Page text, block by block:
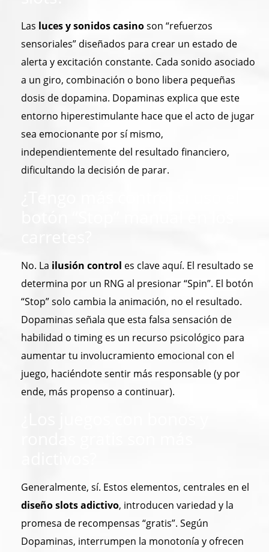
Las luces y sonidos casinoson “refuerzos
sensoriales” diseñados para crear un estado de
alerta y excitación constante. Cada sonido asociado
a un giro, combinación o bono libera pequeñas
dosis de dopamina. Dopaminas explica que este
entorno hiperestimulante hace que el acto de jugar
sea emocionante por sí mismo,
independientemente del resultado financiero,
dificultando la decisión de parar.
No. La ilusión control es clave aquí. El resultado se
determina por un RNG al presionar “Spin”. El botón
“Stop” solo cambia la animación, no el resultado.
Dopaminas señala que esta falsa sensación de
habilidad o timing es un recurso psicológico para
aumentar tu involucramiento emocional con el
juego, haciéndote sentir más responsable (y por
ende, más propenso a continuar).
Generalmente, sí. Estos elementos, centrales en el
diseño slots adictivo, introducen variedad y la
promesa de recompensas “gratis”. Según
Dopaminas, interrumpen la monotonía y ofrecen